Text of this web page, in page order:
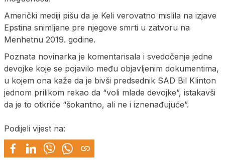
Američki mediji pišu da je Keli verovatno mislila na izjave
Epstina snimljene pre njegove smrti u zatvoru na
Menhetnu 2019. godine.
Poznata novinarka je komentarisala i svedočenje jedne
devojke koje se pojavilo među objavljenim dokumentima,
u kojem ona kaže da je bivši predsednik SAD Bil Klinton
jednom prilikom rekao da “voli mlade devojke”, istakavši
da je to otkriće “šokantno, ali ne i iznenađujuće”.
Podijeli vijest na: